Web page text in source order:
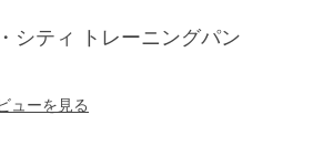
シティ トレーニングパン
ューを見る